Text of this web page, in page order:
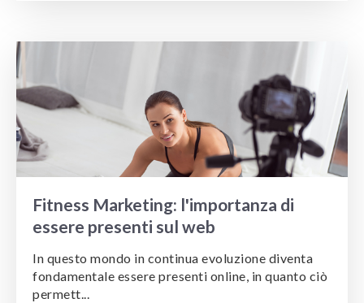
Fitness Marketing: l'importanza di
essere presenti sul web
In questo mondo in continua evoluzione diventa
fondamentale essere presenti online, in quanto ciò
permett...